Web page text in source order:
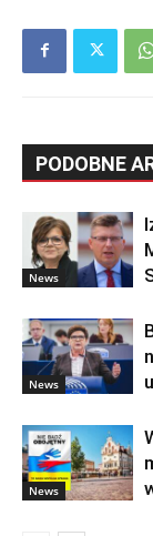
PODOBNE
News
News
News